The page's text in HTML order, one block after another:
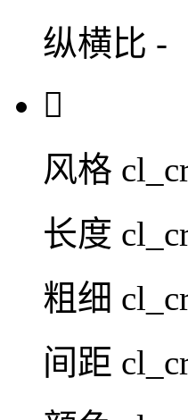
纵横比 -

风格
长度
粗细
间距